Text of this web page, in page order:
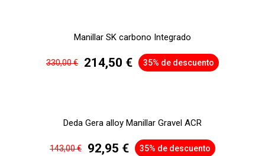
Manillar SK carbono Integrado
330,00 € 214,50 € 35% de descuento
Deda Gera alloy Manillar Gravel ACR
143,00 € 92,95 € 35% de descuento